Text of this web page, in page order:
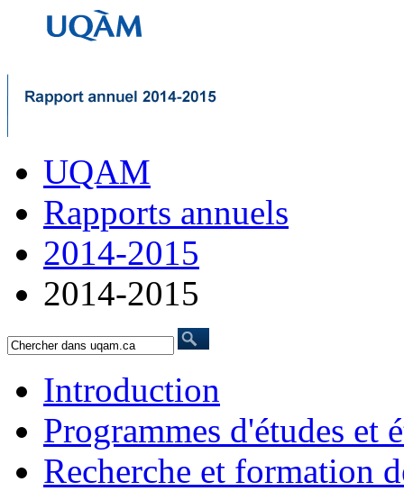
UQAM
Rapports annuels
2014-2015
2014-2015
Introduction
Programmes d'études et
Recherche et formation